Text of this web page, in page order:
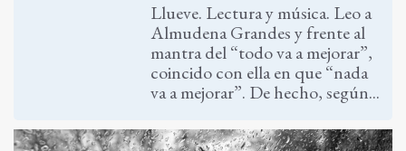
Llueve. Lectura y música. Leo a
Almudena Grandes y frente al
mantra del “todo va a mejorar”,
coincido con ella en que “nada
va a mejorar”. De hecho, según...